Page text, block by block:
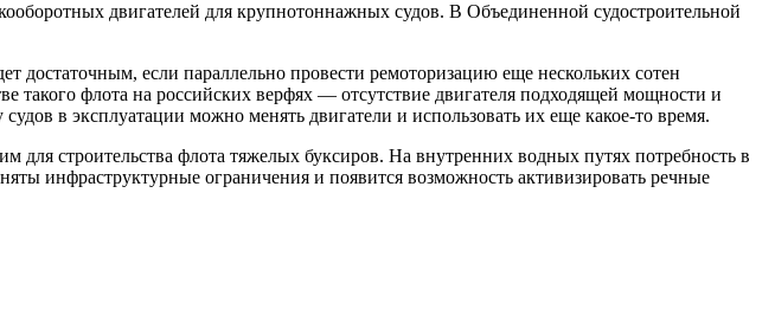
двигателей для крупнотоннажных судов. В Объединенной судостроительной
достаточным, если параллельно провести ремоторизацию еще нескольких сотен
такого флота на российских верфях — отсутствие двигателя подходящей мощности и
в эксплуатации можно менять двигатели и использовать их еще какое-то время.
для строительства флота тяжелых буксиров. На внутренних водных путях потребность в
инфраструктурные ограничения и появится возможность активизировать речные